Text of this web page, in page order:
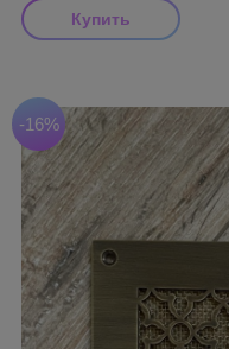
-16%